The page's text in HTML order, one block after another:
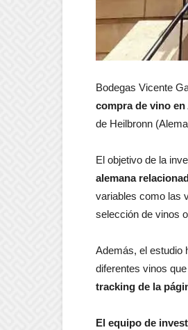
Bodegas Vicente
compra de vino en
de Heilbronn
El objetivo de la
alemana
variables como las
selección de vinos
Además, el estudio
diferentes vinos
tracking de la
El equipo de